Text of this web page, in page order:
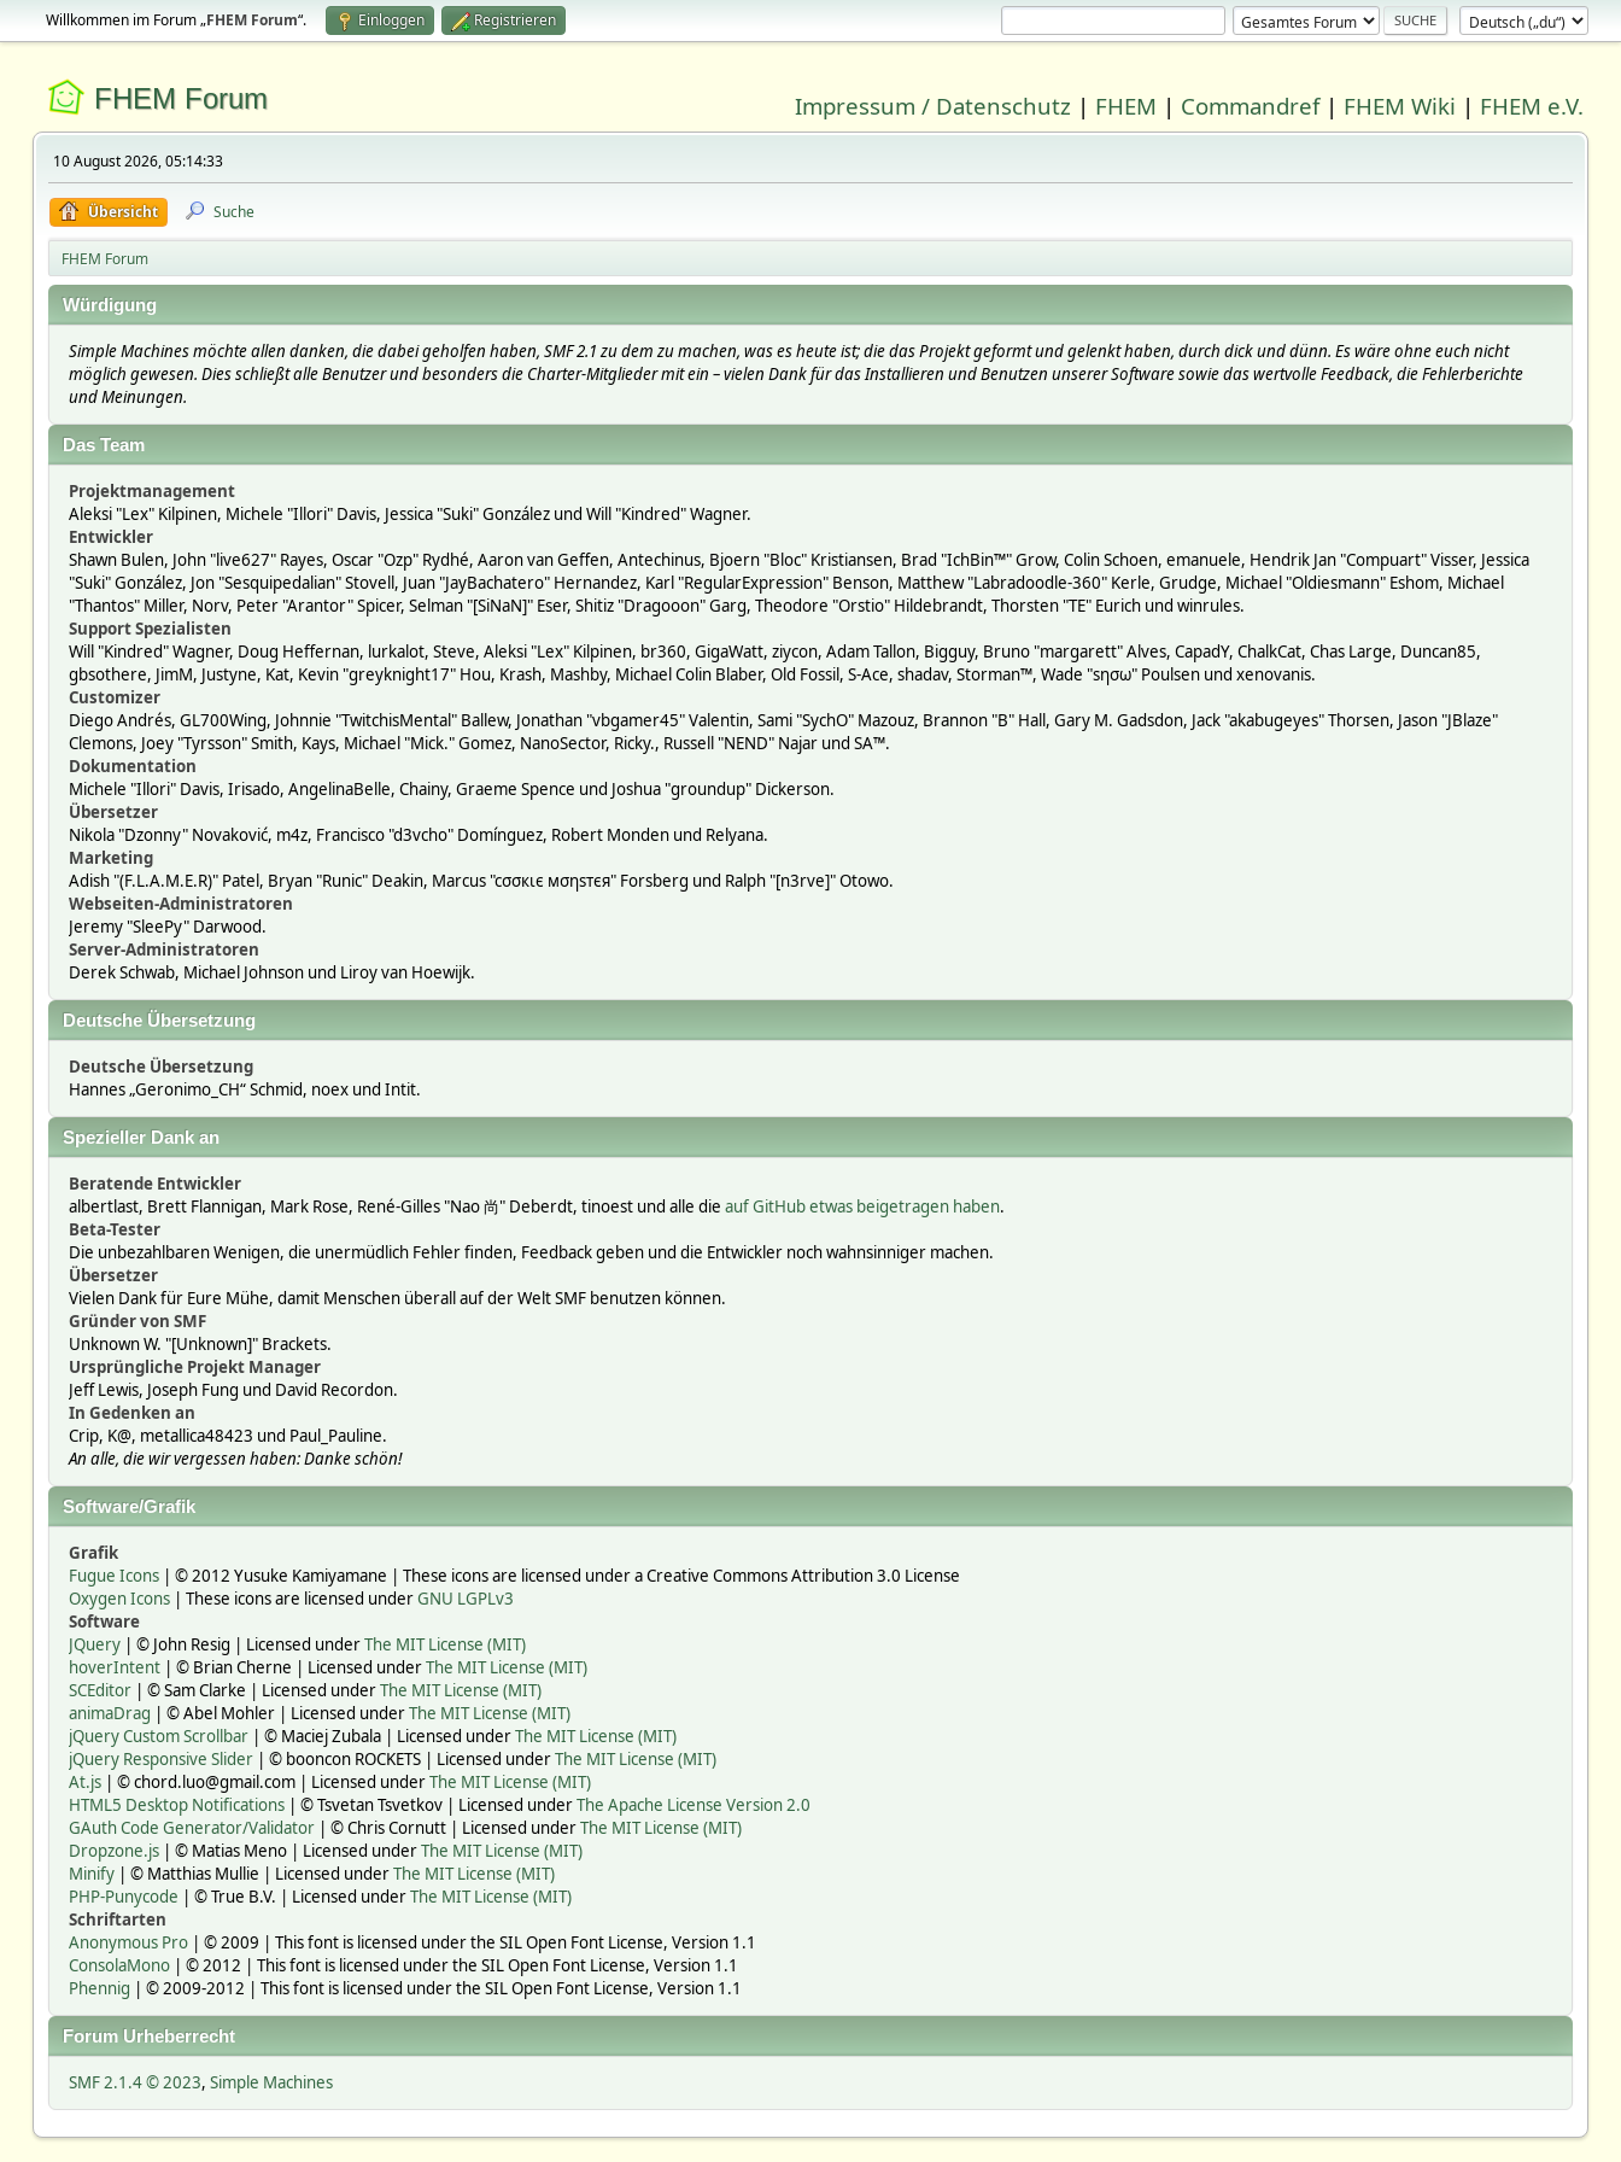
Willkommen im Forum „FHEM Forum“. Einloggen Registrieren
FHEM Forum Impressum / Datenschutz | FHEM | Commandref| FHEM Wiki | FHEM e.V.
10 August 2026, 05:14:33
Übersicht Suche
FHEM Forum
Würdigung
Simple Machines möchte allen danken, die dabei geholfen haben, SMF 2.1 zu dem zu machen, was es heute ist; die das Projekt geformt und gelenkt haben, durch dick und dünn. Es wäre ohne euch nicht
möglich gewesen. Dies schließt alle Benutzer und besonders die Charter-Mitglieder mit ein – vielen Dank für das Installieren und Benutzen unserer Software sowie das wertvolle Feedback, die Fehlerberichte
und Meinungen.
Das Team
Projektmanagement
Aleksi "Lex" Kilpinen, Michele "Illori" Davis, Jessica "Suki" González und Will "Kindred" Wagner.
Entwickler
Shawn Bulen, John "live627" Rayes, Oscar "Ozp" Rydhé, Aaron van Geffen, Antechinus, Bjoern "Bloc" Kristiansen, Brad "IchBin™" Grow, Colin Schoen, emanuele, Hendrik Jan "Compuart" Visser, Jessica
"Suki" González, Jon "Sesquipedalian" Stovell, Juan "JayBachatero" Hernandez, Karl "RegularExpression" Benson, Matthew "Labradoodle-360" Kerle, Grudge, Michael "Oldiesmann" Eshom, Michael
"Thantos" Miller, Norv, Peter "Arantor" Spicer, Selman "[SiNaN]" Eser, Shitiz "Dragooon" Garg, Theodore "Orstio" Hildebrandt, Thorsten "TE" Eurich und winrules.
Support Spezialisten
Will "Kindred" Wagner, Doug Heffernan, lurkalot, Steve, Aleksi "Lex" Kilpinen, br360, GigaWatt, ziycon, Adam Tallon, Bigguy, Bruno "margarett" Alves, CapadY, ChalkCat, Chas Large, Duncan85,
gbsothere, JimM, Justyne, Kat, Kevin "greyknight17" Hou, Krash, Mashby, Michael Colin Blaber, Old Fossil, S-Ace, shadav, Storman™, Wade "sησω" Poulsen und xenovanis.
Customizer
Diego Andrés, GL700Wing, Johnnie "TwitchisMental" Ballew, Jonathan "vbgamer45" Valentin, Sami "SychO" Mazouz, Brannon "B" Hall, Gary M. Gadsdon, Jack "akabugeyes" Thorsen, Jason "JBlaze"
Clemons, Joey "Tyrsson" Smith, Kays, Michael "Mick." Gomez, NanoSector, Ricky., Russell "NEND" Najar und SA™.
Dokumentation
Michele "Illori" Davis, Irisado, AngelinaBelle, Chainy, Graeme Spence und Joshua "groundup" Dickerson.
Übersetzer
Nikola "Dzonny" Novaković, m4z, Francisco "d3vcho" Domínguez, Robert Monden und Relyana.
Marketing
Adish "(F.L.A.M.E.R)" Patel, Bryan "Runic" Deakin, Marcus "cσσкιє мσηѕтєя" Forsberg und Ralph "[n3rve]" Otowo.
Webseiten-Administratoren
Jeremy "SleePy" Darwood.
Server-Administratoren
Derek Schwab, Michael Johnson und Liroy van Hoewijk.
Deutsche Übersetzung
Deutsche Übersetzung
Hannes „Geronimo_CH“ Schmid, noex und Intit.
Spezieller Dank an
Beratende Entwickler
albertlast, Brett Flannigan, Mark Rose, René-Gilles "Nao 尚" Deberdt, tinoest und alle die auf GitHub etwas beigetragen haben.
Beta-Tester
Die unbezahlbaren Wenigen, die unermüdlich Fehler finden, Feedback geben und die Entwickler noch wahnsinniger machen.
Übersetzer
Vielen Dank für Eure Mühe, damit Menschen überall auf der Welt SMF benutzen können.
Gründer von SMF
Unknown W. "[Unknown]" Brackets.
Ursprüngliche Projekt Manager
Jeff Lewis, Joseph Fung und David Recordon.
In Gedenken an
Crip, K@, metallica48423 und Paul_Pauline.
An alle, die wir vergessen haben: Danke schön!
Software/Grafik
Grafik
Fugue Icons| © 2012 Yusuke Kamiyamane | These icons are licensed under a Creative Commons Attribution 3.0 License
Oxygen Icons| These icons are licensed underGNU LGPLv3
Software
JQuery| © John Resig | Licensed underThe MIT License (MIT)
hoverIntent| © Brian Cherne | Licensed underThe MIT License (MIT)
SCEditor| © Sam Clarke | Licensed underThe MIT License (MIT)
animaDrag | © Abel Mohler | Licensed underThe MIT License (MIT)
jQuery Custom Scrollbar| © Maciej Zubala | Licensed underThe MIT License (MIT)
jQuery Responsive Slider| © booncon ROCKETS | Licensed underThe MIT License (MIT)
At.js| © chord.luo@gmail.com | Licensed underThe MIT License (MIT)
HTML5 Desktop Notifications| © Tsvetan Tsvetkov | Licensed underThe Apache License Version 2.0
GAuth Code Generator/Validator| © Chris Cornutt | Licensed underThe MIT License (MIT)
Dropzone.js| © Matias Meno | Licensed underThe MIT License (MIT)
Minify| © Matthias Mullie | Licensed underThe MIT License (MIT)
PHP-Punycode | © True B.V. | Licensed underThe MIT License (MIT)
Schriftarten
Anonymous Pro| © 2009 | This font is licensed under the SIL Open Font License, Version 1.1
ConsolaMono| © 2012 | This font is licensed under the SIL Open Font License, Version 1.1
Phennig | © 2009-2012 | This font is licensed under the SIL Open Font License, Version 1.1
Forum Urheberrecht
SMF 2.1.4 © 2023, Simple Machines